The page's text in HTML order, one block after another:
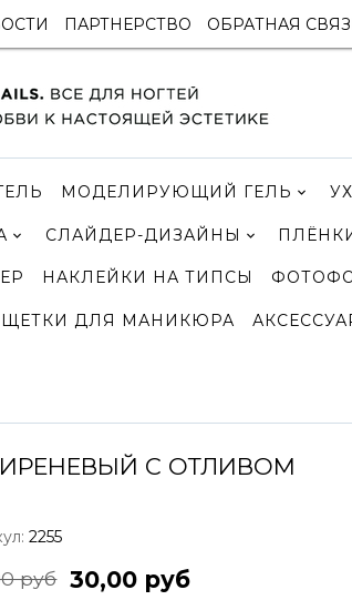
ПАРТНЕРСТВО ОБРАТНАЯ
МОДЕЛИРУЮЩИЙ ГЕЛЬ
СЛАЙДЕР-ДИЗАЙНЫ
НАКЛЕЙКИ НА ТИПСЫ
ЩЕТКИ ДЛЯ МАНИКЮРА
СИРЕНЕВЫЙ С ОТЛИВОМ
2255
руб 30,00 руб